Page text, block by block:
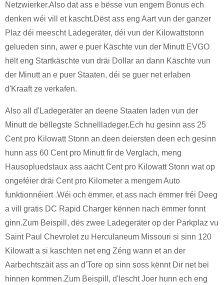
Netzwierker.Also dat ass e bësse vun engem Bonus ech
denken wéi vill et kascht.Dëst ass eng Aart vun der ganzer
Plaz déi meescht Ladegeräter, déi vun der Kilowattstonn
gelueden sinn, awer e puer Käschte vun der Minutt EVGO
hëlt eng Startkäschte vun dräi Dollar an dann Käschte vun
der Minutt an e puer Staaten, déi se guer net erlaben
d'Kraaft ze verkafen.
Also all d'Ladegeräter an deene Staaten laden vun der
Minutt de bëllegste Schnellladeger.Ech hu gesinn ass 25
Cent pro Kilowatt Stonn an deen deiersten deen ech gesinn
hunn ass 60 Cent pro Minutt fir de Verglach, meng
Hausopluedstaux ass aacht Cent pro Kilowatt Stonn wat op
ongeféier dräi Cent pro Kilometer a mengem Auto
funktionnéiert .Wéi och ëmmer, et ass nach ëmmer fréi Deeg
a vill gratis DC Rapid Charger kënnen nach ëmmer fonnt
ginn.Zum Beispill, dës zwee Ladegeräter op der Parkplaz vu
Saint Paul Chevrolet zu Herculaneum Missouri si sinn 120
Kilowatt a si kaschten net eng Zéng wann et an der
Aarbechtszäit ass an d'Tore op sinn soss kënnt Dir net bei
hinnen kommen.Zum Beispill, d'lescht Joer hunn ech eng